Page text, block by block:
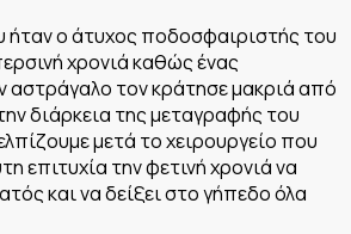
ήταν ο άτυχος ποδοσφαιριστής του
χρονιά καθώς ένας
αστράγαλο τον κράτησε μακριά από
διάρκεια της μεταγραφής του
μετά το χειρουργείο που
επιτυχία την φετινή χρονιά να
και να δείξει στο γήπεδο όλα